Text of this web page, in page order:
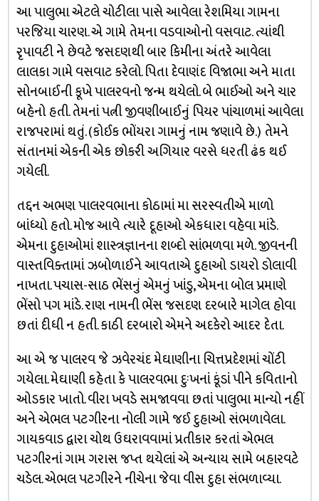
આ પાલુભા એટલે ચોટીલા પાસે આવેલા રેશમિયા ગામના
પરજિયા ચારણ. એ ગામે તેમના વડવાઓનો વસવાટ. ત્યાંથી
રૃપાવટી ને છેવટે જસદણથી બાર કિમીના અંતરે આવેલા
લાલકા ગામે વસવાટ કરેલો. પિતા દેવાણંદ વિજાભા અને માતા
સોનબાઈની કૂખે પાલરવનો જન્મ થયેલો. બે ભાઈઓ અને ચાર
બહેનો હતી. તેમનાં પત્ની જીવણીબાઈનું પિયર પાંચાળમાં આવેલા
રાજપરામાં થતું. (કોઈક ભોંયરા ગામનું નામ જણાવે છે.) તેમને
સંતાનમાં એકની એક છોકરી અગિયાર વરસે ધરતી ઢંક થઈ
ગયેલી.
તદ્દન અભણ પાલરવભાના કોઠામાં મા સરસ્વતીએ માળો
બાંધ્યો હતો. મોજ આવે ત્યારે દૂહાઓ એકધારા વહેવા માંડે.
એમના દુહાઓમાં શાસ્ત્રજ્ઞાનના શબ્દો સાંભળવા મળે. જીવનની
વાસ્તવિક્તામાં ઝબોળાઈને આવતાએ દુહાઓ ડાયરો ડોલાવી
નાખતા. પચાસ-સાઠ ભેંસનું એમનું ખાંડુ, એમના બોલ પ્રમાણે
ભેંસો પગ માંડે. રાણ નામની ભેંસ જસદણ દરબારે માગેલ હોવા
છતાં દીધી ન હતી. કાઠી દરબારો એમને અદકેરો આદર દેતા.
આ એ જ પાલરવ જે ઝવેરચંદ મેઘાણીના ચિત્તપ્રદેશમાં ચોંટી
ગયેલા. મેઘાણી કહેતા કે પાલરવભા દુઃખનાં કૂંડાં પીને કવિતાનો
ઓડકાર ખાતો. વીરા ખવડે સમજાવવા છતાં પાલુભા માન્યો નહીં
અને એભલ પટગીરના નોલી ગામે જઈ દુહાઓ સંભળાવેલા.
ગાયકવાડ દ્વારા ચોથ ઉઘરાવવામાં પ્રતીકાર કરતાં એભલ
પટગીરનાં ગામ ગરાસ જપ્ત થયેલાં એ અન્યાય સામે બહારવટે
ચડેલ. એભલ પટગીરને નીચેના જેવા વીસ દુહા સંભળાવ્યા.